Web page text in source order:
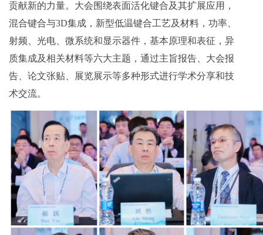
贡献新的力量。大会围绕表面活化键合及其扩展应用，
混合键合与3D集成，新型低温键合工艺及材料，功率、
射频、光电、微系统和显示器件，基本原理和表征，异
质集成及相关材料等六大主题，通过主旨报告、大会报
告、论文张贴、展览展示等多种形式进行学术分享和技
术交流。